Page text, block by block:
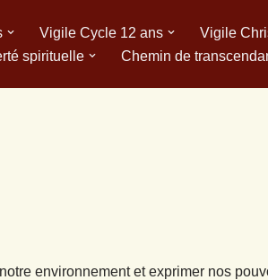
Vigile Cycle 12 ans
Vigile
spirituelle Chemin de
environnement et exprimer nos